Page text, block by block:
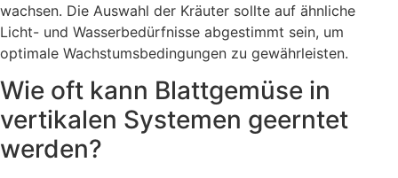
wachsen. Die Auswahl der Kräuter sollte auf ähnliche
Licht- und Wasserbedürfnisse abgestimmt sein, um
optimale Wachstumsbedingungen zu gewährleisten.
Wie oft kann Blattgemüse in
vertikalen Systemen geerntet
werden?